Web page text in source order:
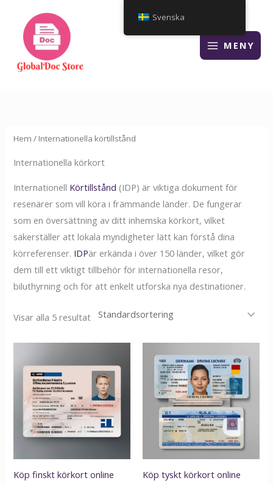
innehåll
MENY
Hem / Internationella körtillstånd
Internationella körkort
Internationell Körtillstånd (IDP) är viktiga dokument för
resenärer som vill köra i främmande länder. De fungerar
som en översättning av ditt inhemska körkort, vilket
säkerställer att lokala myndigheter lätt kan förstå dina
körreferenser. IDPär erkända i över 150 länder, vilket gör
dem till ett viktigt tillbehör för internationella resor,
biluthyrning och för att enkelt utforska nya destinationer.
Visar alla 5 resultat
Köp finskt körkort online Köp tyskt körkort online
Svenska